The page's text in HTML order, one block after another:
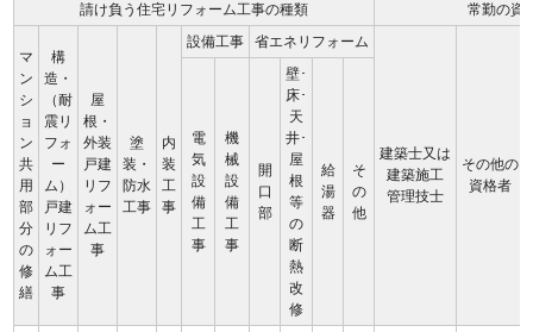
請け負う住宅リフォーム工事の種類 常勤の資
マ
ン
シ
ョ
ン
共
用
部
分
の
修
繕
構
造・
（耐
震リ
フォ
ー
ム）
戸建
リフ
ォー
ム工
事
屋
根・
外装
戸建
リフ
ォー
ム工
事
塗
装・
防水
工事
内
装
工
事
設備工事 省エネリフォーム
建築士又は
建築施工
管理技士
その他の
資格者
電
気
設
備
工
事
機
械
設
備
工
事
開
口
部
壁･
床･
天
井･
屋
根
等
の
断
熱
改
修
給
湯
器
そ
の
他